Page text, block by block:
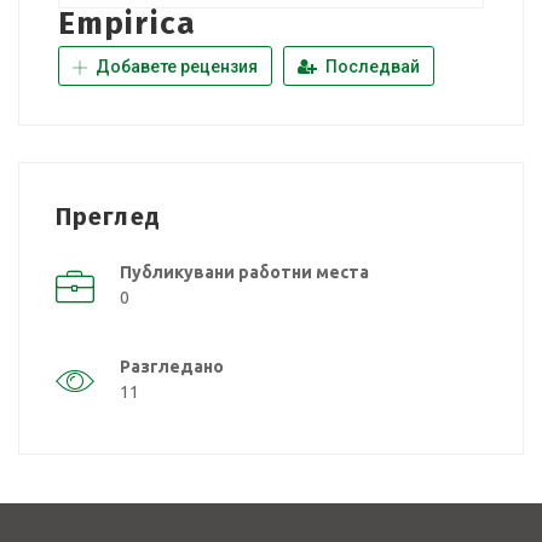
Empirica
Добавете рецензия Последвай
Преглед
Публикувани работни места
0
Разгледано
11